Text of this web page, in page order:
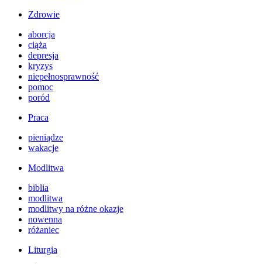
Zdrowie
aborcja
ciąża
depresja
kryzys
niepełnosprawność
pomoc
poród
Praca
pieniądze
wakacje
Modlitwa
biblia
modlitwa
modlitwy na różne okazje
nowenna
różaniec
Liturgia